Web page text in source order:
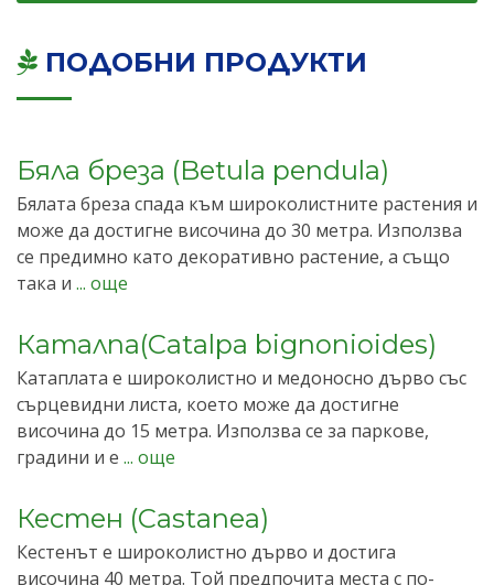
ПОДОБНИ ПРОДУКТИ
Бяла бреза (Betula pendula)
Бялата бреза спада към широколистните растения и
може да достигне височина до 30 метра. Използва
се предимно като декоративно растение, а също
така и ... още
Каталпа(Catalpa bignonioides)
Катаплата е широколистно и медоносно дърво със
сърцевидни листа, което може да достигне
височина до 15 метра. Използва се за паркове,
градини и е ... още
Кестен (Castanea)
Кестенът е широколистно дърво и достига
височина 40 метра. Той предпочита места с по-